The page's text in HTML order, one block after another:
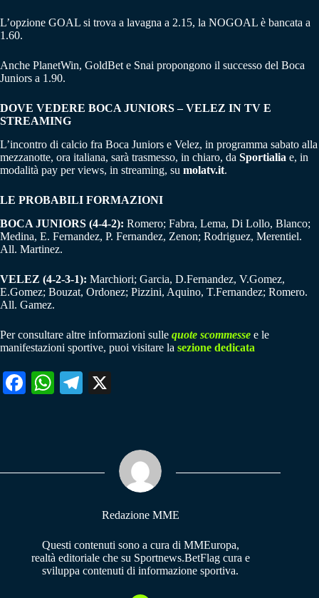
L’opzione GOAL si trova a lavagna a 2.15, la NOGOAL è bancata a
1.60.
Anche PlanetWin, GoldBet e Snai propongono il successo del Boca
Juniors a 1.90.
DOVE VEDERE BOCA JUNIORS – VELEZ IN TV E
STREAMING
L’incontro di calcio fra Boca Juniors e Velez, in programma sabato alla
mezzanotte, ora italiana, sarà trasmesso, in chiaro, da Sportialia e, in
modalità pay per views, in streaming, su molatv.it.
LE PROBABILI FORMAZIONI
BOCA JUNIORS (4-4-2): Romero; Fabra, Lema, Di Lollo, Blanco;
Medina, E. Fernandez, P. Fernandez, Zenon; Rodriguez, Merentiel.
All. Martinez.
VELEZ (4-2-3-1): Marchiori; Garcia, D.Fernandez, V.Gomez,
E.Gomez; Bouzat, Ordonez; Pizzini, Aquino, T.Fernandez; Romero.
All. Gamez.
Per consultare altre informazioni sulle quote scommesse e le
manifestazioni sportive, puoi visitare la sezione dedicata
Fa W
pp
Te
m
Redazione MME
Questi contenuti sono a cura di MMEuropa,
realtà editoriale che su Sportnews.BetFlag cura e
sviluppa contenuti di informazione sportiva.